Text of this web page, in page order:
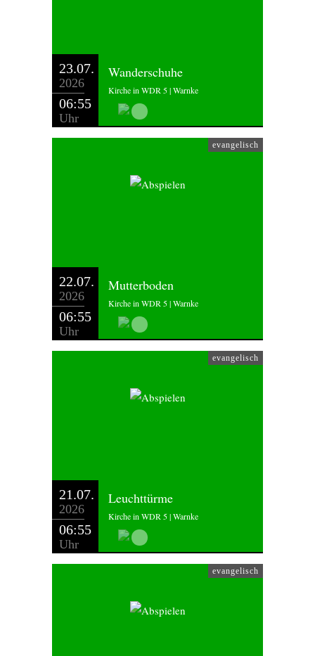
23.07.
2026
06:55
Uhr
Wanderschuhe
Kirche in WDR 5 | Warnke
evangelisch
22.07.
2026
06:55
Uhr
Mutterboden
Kirche in WDR 5 | Warnke
evangelisch
21.07.
2026
06:55
Uhr
Leuchttürme
Kirche in WDR 5 | Warnke
evangelisch